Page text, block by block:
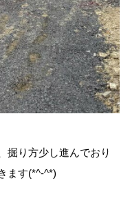
掘り方少し進んでおり
ます(*^-^*)